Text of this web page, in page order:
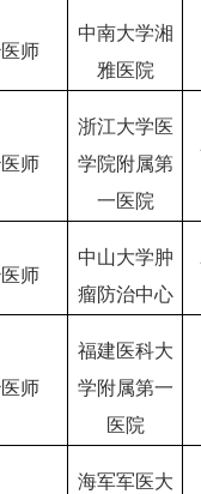
师
中南大学湘
雅医院
师
浙江大学医
学院附属第
一医院
师
中山大学肿
瘤防治中心
师
福建医科大
学附属第一
医院
海军军医大